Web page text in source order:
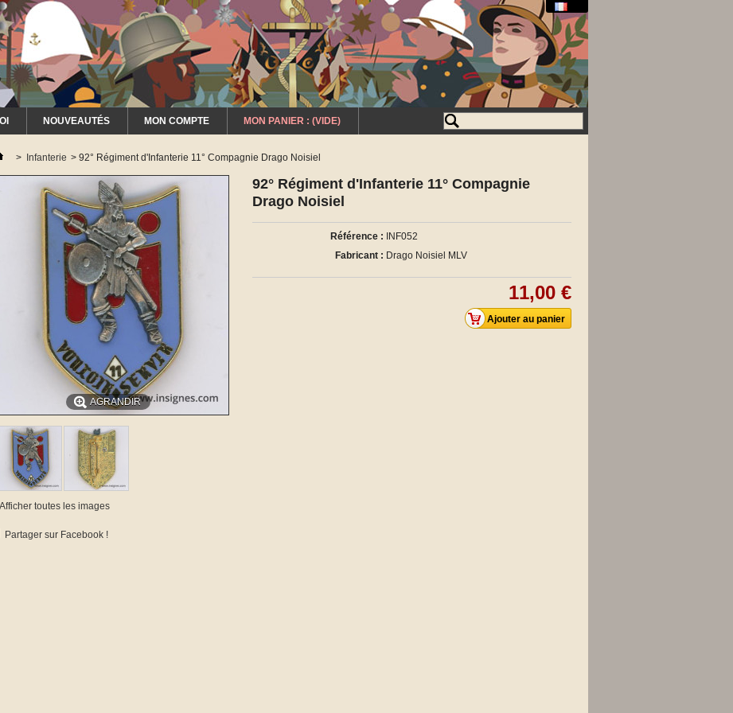
NOUVEAUTÉS MON COMPTE MON PANIER : (VIDE)
> Infanterie > 92° Régiment d'Infanterie 11° Compagnie Drago Noisiel
AGRANDIR
Afficher toutes les images
Partager sur Facebook !
92° Régiment d'Infanterie 11° Compagnie
Drago Noisiel
Référence :
INF052
Fabricant : Drago Noisiel MLV
11,00 €